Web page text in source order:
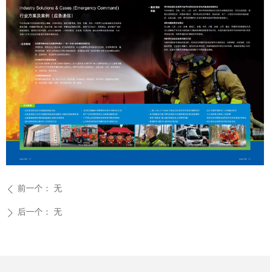
ꄴ 前一个： 无
ꄲ 后一个： 无